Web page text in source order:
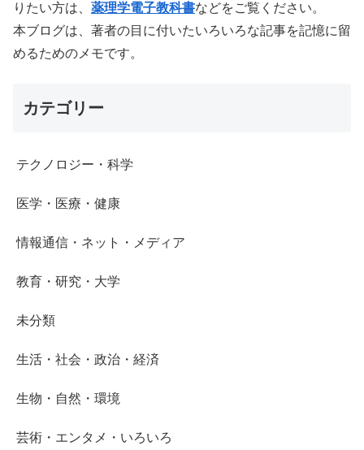
りたい方は、 薬理学電子教科書などをご覧ください。
本ブログは、著者の目に付いたいろいろな記事を記憶に留
めるためのメモです。
カテゴリー
テクノロジー・科学
医学・医療・健康
情報通信・ネット・メディア
教育・研究・大学
未分類
生活・社会・政治・経済
生物・自然・環境
芸術・エンタメ・いろいろ